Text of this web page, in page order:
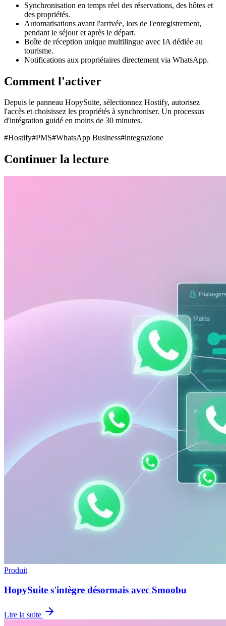
Synchronisation en temps réel des réservations, des hôtes et
des propriétés.
Automatisations avant l'arrivée, lors de l'enregistrement,
pendant le séjour et après le départ.
Boîte de réception unique multilingue avec IA dédiée au
tourisme.
Notifications aux propriétaires directement via WhatsApp.
Comment l'activer
Depuis le panneau HopySuite, sélectionnez Hostify, autorisez
l'accès et choisissez les propriétés à synchroniser. Un processus
d'intégration guidé en moins de 30 minutes.
#Hostify#PMS#WhatsApp Business#integrazione
Continuer la lecture
Produit
HopySuite s'intègre désormais avec Smoobu
Lire la suite